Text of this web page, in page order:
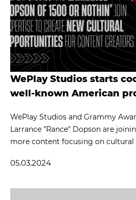
WePlay Studios starts
well-known American
WePlay Studios and Grammy
Larrance "Rance" Dopson are
more content focusing on cultural
05.03.2024